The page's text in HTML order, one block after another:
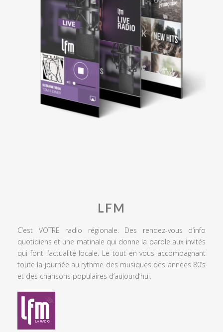
LFM
C’est VOTRE radio régionale. Des rendez-vous d’info
quotidiens et une matinale qui donne la parole aux invités
qui font l’actualité locale. Le tout en vous accompagnant
toute la journée au rythme des musiques des années 80’s
et des chansons populaires d’aujourd’hui.